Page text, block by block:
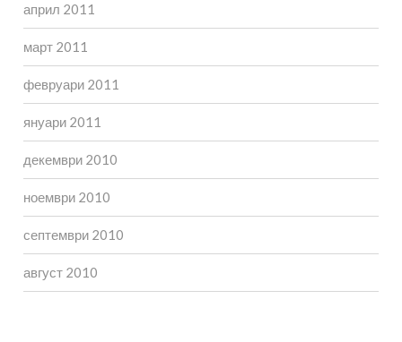
април 2011
март 2011
февруари 2011
януари 2011
декември 2010
ноември 2010
септември 2010
август 2010